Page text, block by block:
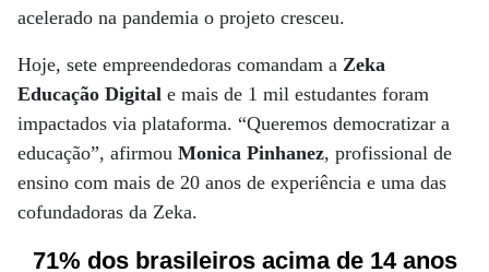
acelerado na pandemia o projeto cresceu.
Hoje, sete empreendedoras comandam a Zeka
Educação Digital e mais de 1 mil estudantes foram
impactados via plataforma. “Queremos democratizar a
educação”, afirmou Monica Pinhanez, profissional de
ensino com mais de 20 anos de experiência e uma das
cofundadoras da Zeka.
71% dos brasileiros acima de 14 anos